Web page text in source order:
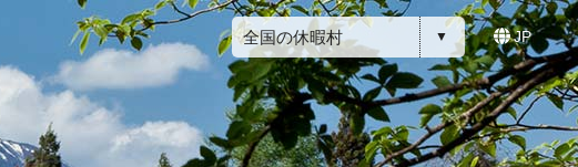
全国の休暇村 JP